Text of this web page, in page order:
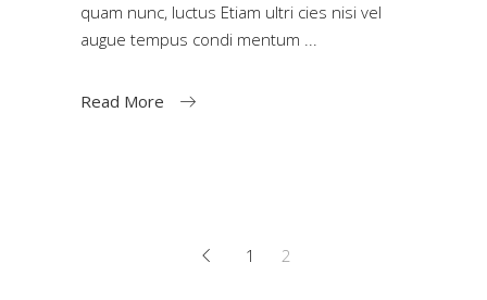
quam nunc, luctus Etiam ultri cies nisi vel
augue tempus condi mentum
Read More
1 2